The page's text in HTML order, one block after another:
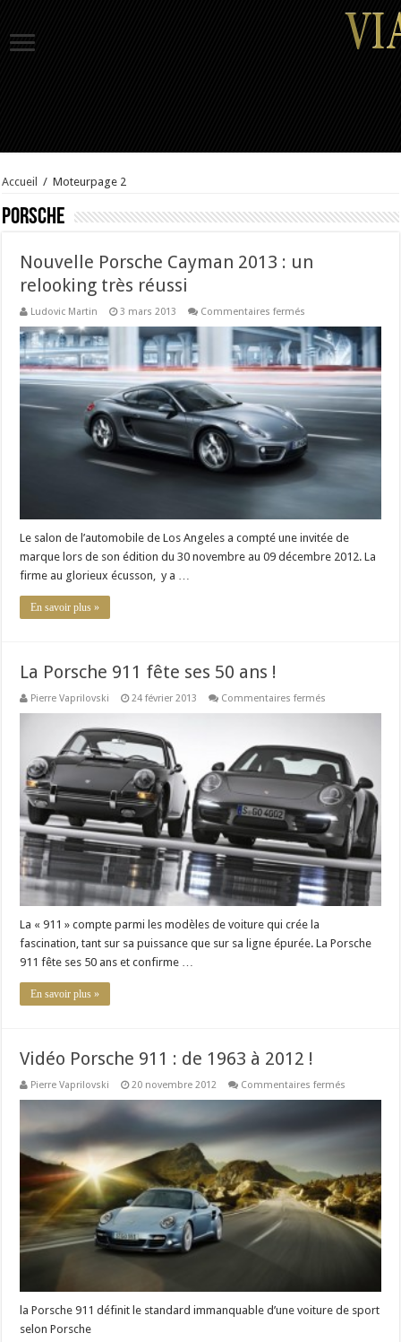
Accueil / Moteurpage 2
Porsche
Nouvelle Porsche Cayman 2013 : un
relooking très réussi
Ludovic Martin 3 mars 2013 Commentaires fermés
Porsche
Cayman
2013
:
un
relooking
très
réussi
Le salon de l’automobile de Los Angeles a compté une invitée de
marque lors de son édition du 30 novembre au 09 décembre 2012. La
firme au glorieux écusson, y a …
En savoir plus »
La Porsche 911 fête ses 50 ans !
Pierre Vaprilovski 24 février 2013 Commentaires fermés
ses
50
ans
!
La « 911 » compte parmi les modèles de voiture qui crée la
fascination, tant sur sa puissance que sur sa ligne épurée. La Porsche
911 fête ses 50 ans et confirme …
En savoir plus »
Vidéo Porsche 911 : de 1963 à 2012 !
Pierre Vaprilovski 20 novembre 2012 Commentaires fermés
:
2012
!
la Porsche 911 définit le standard immanquable d’une voiture de sport
selon Porsche